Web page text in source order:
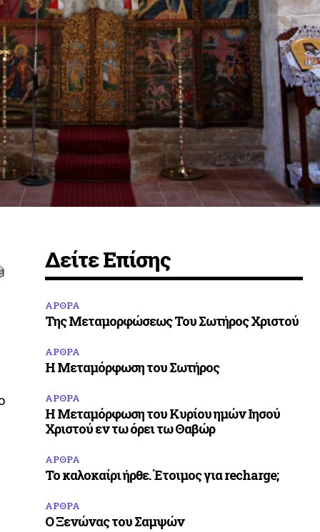
Δείτε Επίσης
ΑΡΘΡΑ
Της Μεταμορφώσεως Του Σωτήρος Χριστού
ΑΡΘΡΑ
Η Μεταμόρφωση του Σωτήρος
ΑΡΘΡΑ
Η Μεταμόρφωση του Κυρίου ημών Ιησού
Χριστού εν τω όρει τω Θαβώρ
ΑΡΘΡΑ
Το καλοκαίρι ήρθε. Έτοιμος για recharge;
ΑΡΘΡΑ
Ο Ξενώνας του Σαμψών